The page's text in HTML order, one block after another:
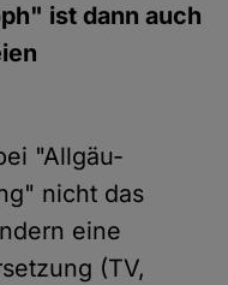
ist dann auch
"Allgäu-
nicht das
eine
(TV,